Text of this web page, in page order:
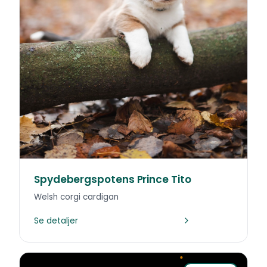
Spydebergspotens Prince Tito
Welsh corgi cardigan
Se detaljer